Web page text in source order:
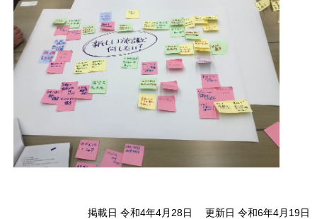
掲載日 令和4年4月28日 更新日 令和6年4月19日